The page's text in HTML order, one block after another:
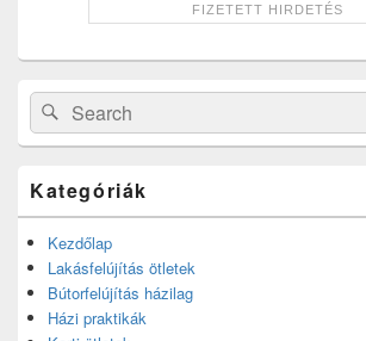
Search
for:
Search
Kategóriák
Kezdőlap
Lakásfelújítás ötletek
Bútorfelújítás házilag
Házi praktikák